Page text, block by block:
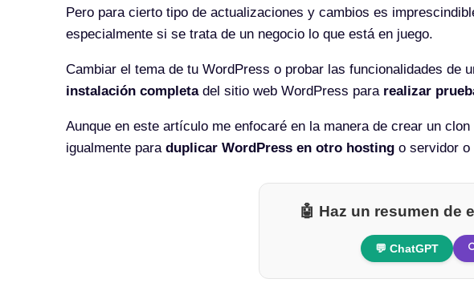
Pero para cierto tipo de actualizaciones y cambios es
especialmente si se trata de un negocio lo que está en juego.
Cambiar el tema de tu WordPress o probar las funcionalidades de
instalación completadel sitio web WordPress para realizar
Aunque en este artículo me enfocaré en la manera de crear un
igualmente para duplicar WordPress en otro hosting o servidor o
🤖 Haz un resumen de
💬 ChatGPT